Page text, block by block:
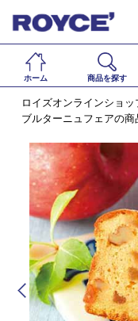
ホーム 商品を探す
ロイズオンラインショッ
ブルターニュフェアの商